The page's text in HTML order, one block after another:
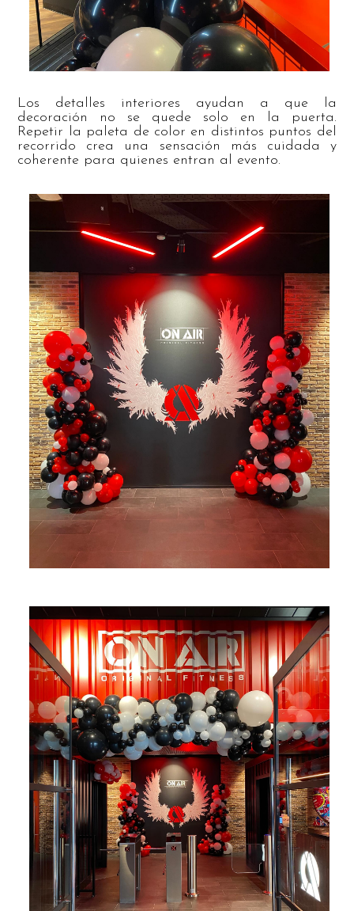
Los detalles interiores ayudan a que la
decoración no se quede solo en la puerta.
Repetir la paleta de color en distintos puntos del
recorrido crea una sensación más cuidada y
coherente para quienes entran al evento.